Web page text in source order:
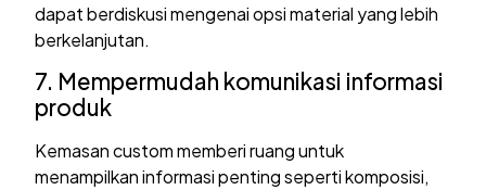
dapat berdiskusi mengenai opsi material yang lebih
berkelanjutan.
7. Mempermudah komunikasi informasi
produk
Kemasan custom memberi ruang untuk
menampilkan informasi penting seperti komposisi,